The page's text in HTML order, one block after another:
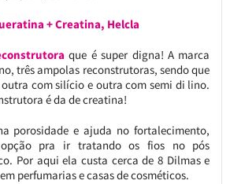
+ Creatina, Helcla
que é super digna! A marca
três ampolas reconstrutoras, sendo que
com silício e outra com semi di lino.
é da de creatina!
porosidade e ajuda no fortalecimento,
pra ir tratando os fios no pós
Por aqui ela custa cerca de 8 Dilmas e
perfumarias e casas de cosméticos.